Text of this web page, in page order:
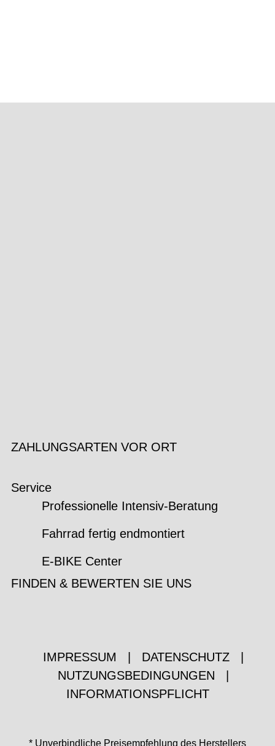
ZAHLUNGSARTEN VOR ORT
Service
Professionelle Intensiv-Beratung
Fahrrad fertig endmontiert
E-BIKE Center
FINDEN & BEWERTEN SIE UNS
IMPRESSUM DATENSCHUTZ
NUTZUNGSBEDINGUNGEN
INFORMATIONSPFLICHT
* Unverbindliche Preisempfehlung des Herstellers